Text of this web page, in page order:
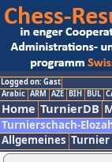
Logged on: Gast
Arabic ARM AZE BIH BUL
Home TurnierDB
Turnierschach-
Allgemeines Turnier